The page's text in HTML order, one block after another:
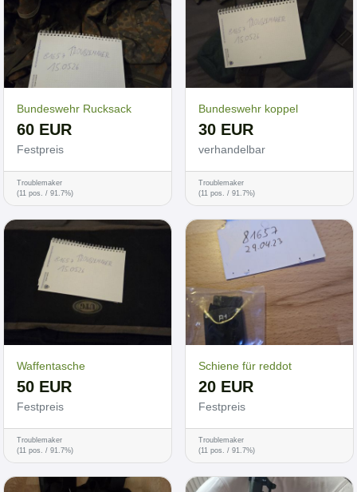
Bundeswehr Rucksack
60 EUR
Festpreis
Troublemaker
(11 pos. / 91.7%)
Bundeswehr koppel
30 EUR
verhandelbar
Troublemaker
(11 pos. / 91.7%)
Waffentasche
50 EUR
Festpreis
Troublemaker
(11 pos. / 91.7%)
Schiene für reddot
20 EUR
Festpreis
Troublemaker
(11 pos. / 91.7%)